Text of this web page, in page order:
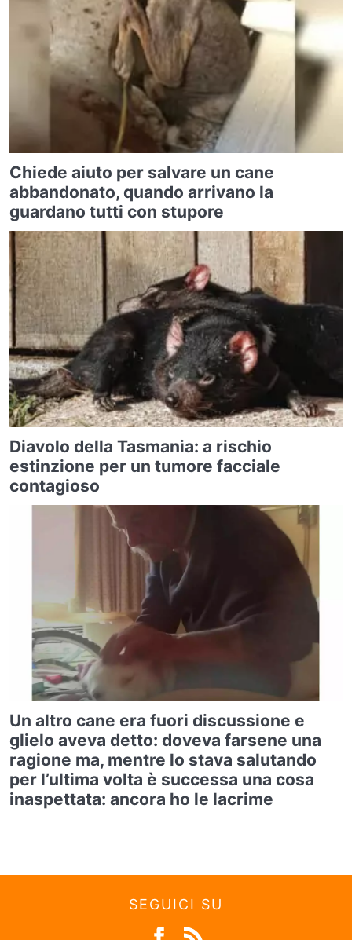
Chiede aiuto per salvare un cane
abbandonato, quando arrivano la
guardano tutti con stupore
Diavolo della Tasmania: a rischio
estinzione per un tumore facciale
contagioso
Un altro cane era fuori discussione e
glielo aveva detto: doveva farsene una
ragione ma, mentre lo stava salutando
per l’ultima volta è successa una cosa
inaspettata: ancora ho le lacrime
SEGUICI SU